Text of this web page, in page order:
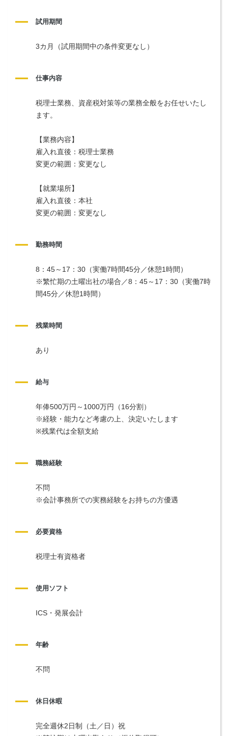
試用期間
3カ月（試用期間中の条件変更なし）
仕事内容
税理士業務、資産税対策等の業務全般をお任せいたし
ます。
【業務内容】
雇入れ直後：税理士業務
変更の範囲：変更なし
【就業場所】
雇入れ直後：本社
変更の範囲：変更なし
勤務時間
8：45～17：30（実働7時間45分／休憩1時間）
※繁忙期の土曜出社の場合／8：45～17：30（実働7時
間45分／休憩1時間）
残業時間
あり
給与
年俸500万円～1000万円（16分割）
※経験・能力など考慮の上、決定いたします
※残業代は全額支給
職務経験
不問
※会計事務所での実務経験をお持ちの方優遇
必要資格
税理士有資格者
使用ソフト
ICS・発展会計
年齢
不問
休日休暇
完全週休2日制（土／日）祝